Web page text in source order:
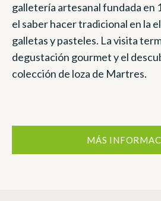
galletería artesanal fundada en
el saber hacer tradicional en la
galletas y pasteles. La visita
degustación gourmet y el
colección de loza de Martres.
MÁS